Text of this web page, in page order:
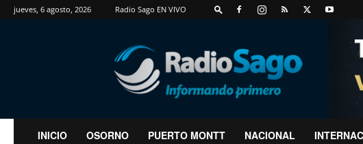
jueves, 6 agosto, 2026 Radio Sago EN VIVO
RadioSago
INICIO OSORNO PUERTO MONTT NACIONAL